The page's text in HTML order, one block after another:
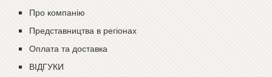
Про компанію
Представництва в регіонах
Оплата та доставка
ВІДГУКИ